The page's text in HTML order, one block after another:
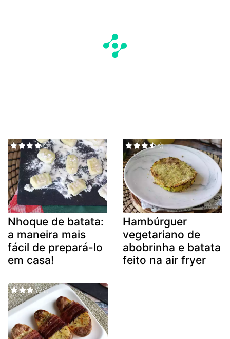
Nhoque de batata:
a maneira mais
fácil de prepará-lo
em casa!
Hambúrguer
vegetariano de
abobrinha e batata
feito na air fryer